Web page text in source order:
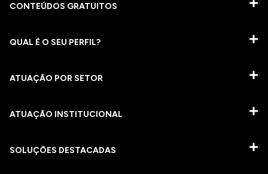
CONTEÚDOS GRATUITOS
QUAL É O SEU PERFIL?
ATUAÇÃO POR SETOR
ATUAÇÃO INSTITUCIONAL
SOLUÇÕES DESTACADAS